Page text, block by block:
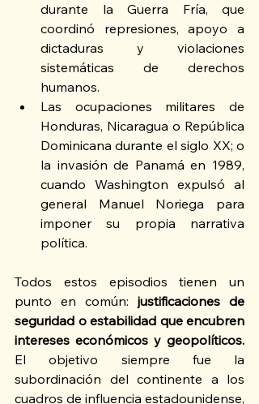
durante la Guerra Fría, que
coordinó represiones, apoyo a
dictaduras y violaciones
sistemáticas de derechos
humanos.
Las ocupaciones militares de
Honduras, Nicaragua o República
Dominicana durante el siglo XX; o
la invasión de Panamá en 1989,
cuando Washington expulsó al
general Manuel Noriega para
imponer su propia narrativa
política.
Todos estos episodios tienen un
punto en común: justificaciones de
seguridad o estabilidad que encubren
intereses económicos y geopolíticos.
El objetivo siempre fue la
subordinación del continente a los
cuadros de influencia estadounidense,